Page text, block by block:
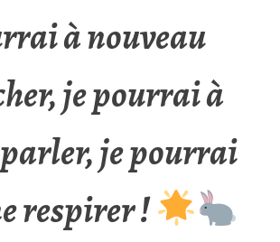
à nouveau
je pourrai à
je pourrai
respirer !